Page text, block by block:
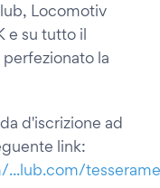
Locomotiv
e su tutto il
la
d'iscrizione ad
link: